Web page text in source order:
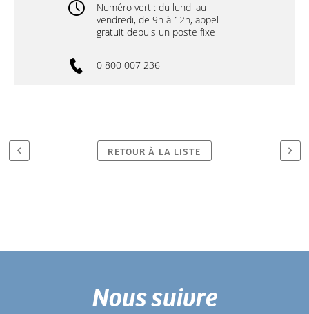
Numéro vert : du lundi au
vendredi, de 9h à 12h, appel
gratuit depuis un poste fixe
0 800 007 236
RETOUR À LA LISTE
Nous suivre